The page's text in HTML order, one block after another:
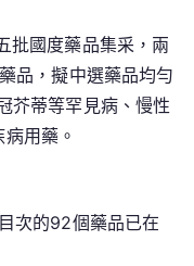
國度藥品集采，兩
品，擬中選藥品均勻
芥蒂等罕見病、慢性
用藥。
的92個藥品已在